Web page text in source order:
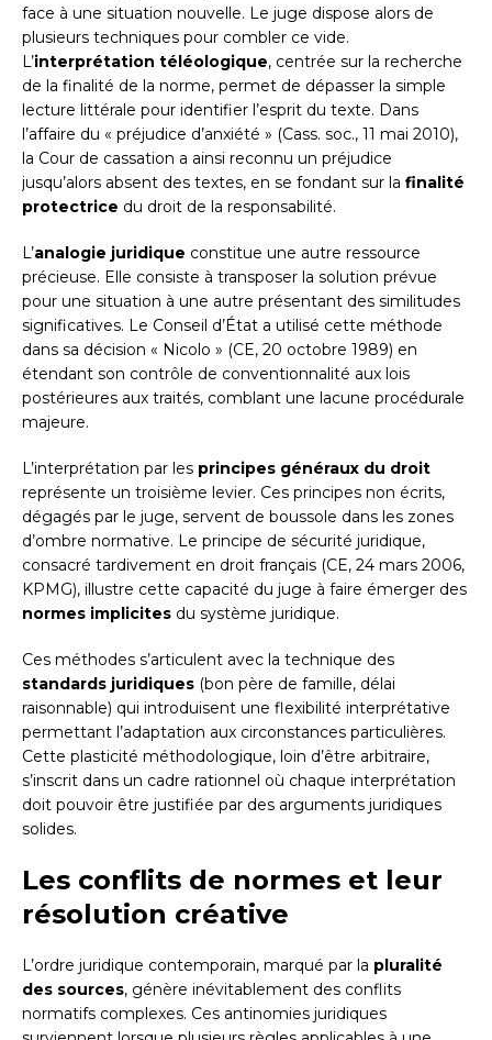
face à une situation nouvelle. Le juge dispose alors de
plusieurs techniques pour combler ce vide.
L’interprétation téléologique, centrée sur la recherche
de la finalité de la norme, permet de dépasser la simple
lecture littérale pour identifier l’esprit du texte. Dans
l’affaire du « préjudice d’anxiété » (Cass. soc., 11 mai 2010),
la Cour de cassation a ainsi reconnu un préjudice
jusqu’alors absent des textes, en se fondant sur la finalité
protectrice du droit de la responsabilité.
L’analogie juridique constitue une autre ressource
précieuse. Elle consiste à transposer la solution prévue
pour une situation à une autre présentant des similitudes
significatives. Le Conseil d’État a utilisé cette méthode
dans sa décision « Nicolo » (CE, 20 octobre 1989) en
étendant son contrôle de conventionnalité aux lois
postérieures aux traités, comblant une lacune procédurale
majeure.
L’interprétation par les principes généraux du droit
représente un troisième levier. Ces principes non écrits,
dégagés par le juge, servent de boussole dans les zones
d’ombre normative. Le principe de sécurité juridique,
consacré tardivement en droit français (CE, 24 mars 2006,
KPMG), illustre cette capacité du juge à faire émerger des
normes implicites du système juridique.
Ces méthodes s’articulent avec la technique des
standards juridiques (bon père de famille, délai
raisonnable) qui introduisent une flexibilité interprétative
permettant l’adaptation aux circonstances particulières.
Cette plasticité méthodologique, loin d’être arbitraire,
s’inscrit dans un cadre rationnel où chaque interprétation
doit pouvoir être justifiée par des arguments juridiques
solides.
Les conflits de normes et leur
résolution créative
L’ordre juridique contemporain, marqué par la pluralité
des sources, génère inévitablement des conflits
normatifs complexes. Ces antinomies juridiques